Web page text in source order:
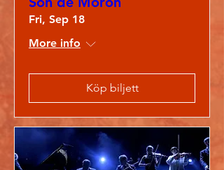
Fri, Sep 18
More info
Köp biljett